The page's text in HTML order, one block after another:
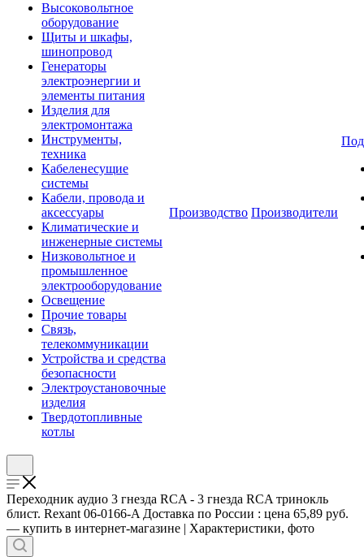
Высоковольтное
оборудование
Щиты и шкафы,
шинопровод
Генераторы
электроэнергии и
элементы питания
Изделия для
электромонтажа
Инструменты,
техника
Кабеленесущие
системы
Кабели, провода и
аксессуары
Климатические и
инженерные системы
Низковольтное и
промышленное
электрооборудование
Освещение
Прочие товары
Связь,
телекоммуникации
Устройства и средства
безопасности
Электроустановочные
изделия
Твердотопливные
котлы
Производство Производители
Переходник аудио 3 гнезда RCA - 3 гнезда RCA тринокль
блист. Rexant 06-0166-A Доставка по России : цена 65,89 руб.
— купить в интернет-магазине | Характеристики, фото